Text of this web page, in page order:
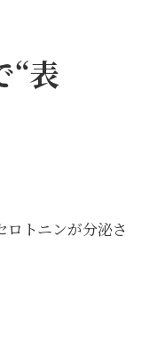
“表
トニンが分泌さ